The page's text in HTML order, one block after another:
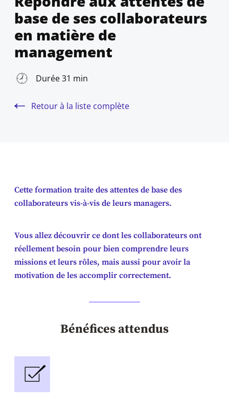
base de ses collaborateurs
en matière de
management
Durée 31 min
Retour à la liste complète
Cette formation traite des attentes de base des
collaborateurs vis-à-vis de leurs managers.
Vous allez découvrir ce dont les collaborateurs ont
réellement besoin pour bien comprendre leurs
missions et leurs rôles, mais aussi pour avoir la
motivation de les accomplir correctement.
Bénéfices attendus